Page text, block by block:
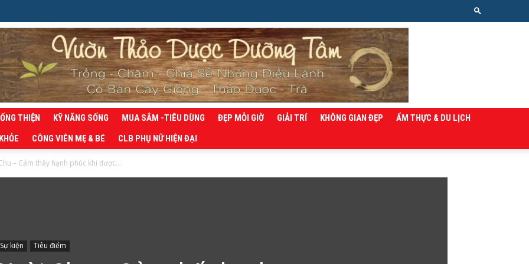
THIỆN KỸ NĂNG SỐNG MUA SẮM -TIÊU DÙNG ĐẸP MỖI GIỜ GIẢI TRÍ KHÔNG GIAN ĐẸP
ẨM THỰC & DU LỊCH
CÔNG VIÊN MẸ & BÉ CLB PHỤ NỮ HIỆN ĐẠI
– Cảm thấy hạnh phúc khi được...
Sự kiện Tiêu điểm